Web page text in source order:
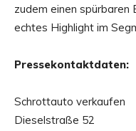
zudem einen spürbaren
echtes Highlight im
Pressekontaktdaten:
Schrottauto verkaufen
Dieselstraße 52